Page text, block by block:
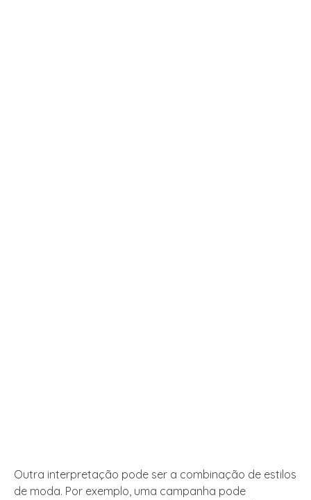
Outra interpretação pode ser a combinação de estilos
de moda. Por exemplo, uma campanha pode